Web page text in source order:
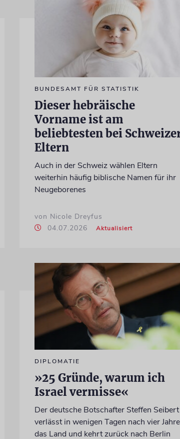
BUNDESAMT FÜR STATISTIK
Dieser hebräische
Vorname ist am
beliebtesten bei
Eltern
Auch in der Schweiz wählen Eltern
weiterhin häufig biblische Namen für ihr
Neugeborenes
von Nicole Dreyfus
04.07.2026
Aktualisiert
DIPLOMATIE
»25 Gründe, warum ich
Israel vermisse«
Der deutsche Botschafter Steffen Seibert
verlässt in wenigen Tagen nach vier
das Land und kehrt zurück nach Berlin